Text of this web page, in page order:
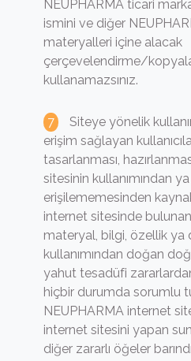
NEUPHARMA ticari
ismini ve diğer
materyalleri içine alacak
çerçevelendirme/
kullanamazsınız.
Siteye yönelik
erişim sağlayan
tasarlanması,
sitesinin kullanımından
erişilememesinden
internet sitesinde
materyal, bilgi, özellik ya
kullanımından doğan
yahut tesadüfi
hiçbir durumda sorumlu
NEUPHARMA internet
internet sitesini yapan
diğer zararlı öğeler